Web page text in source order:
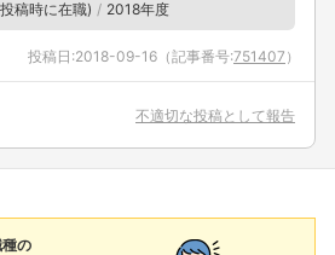
稿時に在職) 2018年度
投稿日:2018-09-16 （記事番号:751407 ）
不適切な投稿として報告
の